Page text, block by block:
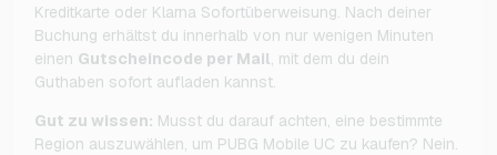
Kreditkarte oder Klarna Sofortüberweisung. Nach deiner
Buchung erhältst du innerhalb von nur wenigen Minuten
einen Gutscheincode per Mail, mit dem du dein
Guthaben sofort aufladen kannst.
Gut zu wissen: Musst du darauf achten, eine bestimmte
Region auszuwählen, um PUBG Mobile UC zu kaufen? Nein.